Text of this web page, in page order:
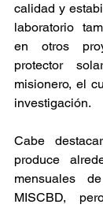
calidad y
laboratorio
en otros
protector
misionero, el
investigación.
Cabe
produce
mensuales
MISCBD,